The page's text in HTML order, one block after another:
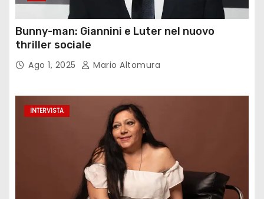
Bunny-man: Giannini e Luter nel nuovo
thriller sociale
Ago 1, 2025 Mario Altomura
INTERVISTA